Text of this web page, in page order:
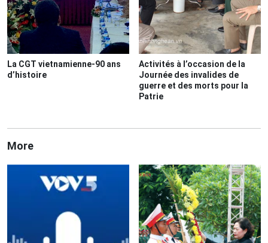
La CGT vietnamienne-90 ans
d’histoire
Activités à l’occasion de la
Journée des invalides de
guerre et des morts pour la
Patrie
More